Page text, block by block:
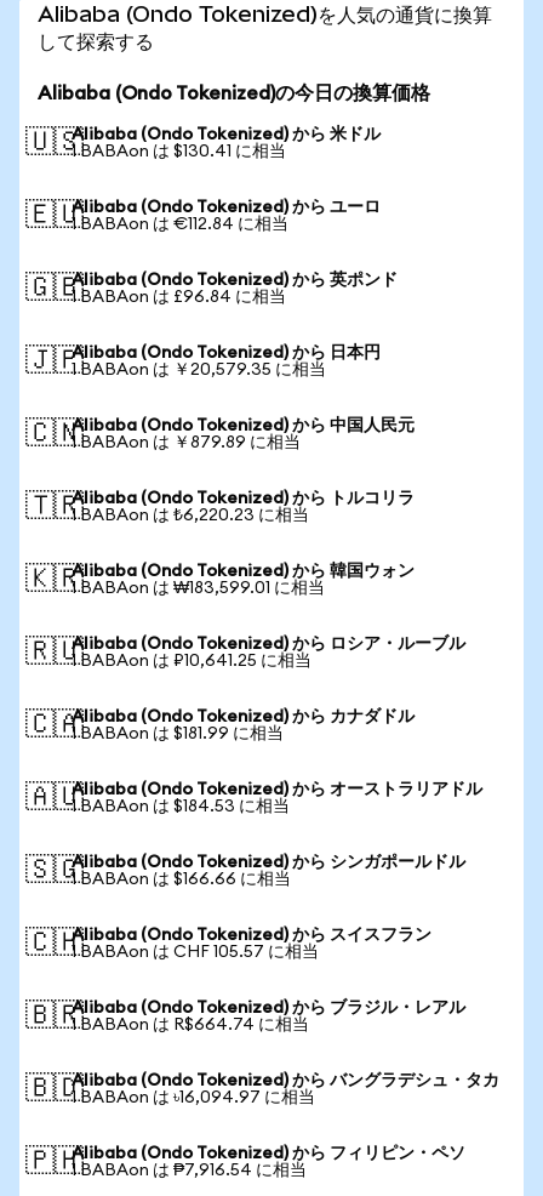
Alibaba (Ondo Tokenized)を人気の通貨に換算
して探索する
Alibaba (Ondo Tokenized)の今日の換算価格
🇺🇸Alibaba (Ondo Tokenized) から 米ドル
1 BABAon は $130.41 に相当
🇪🇺Alibaba (Ondo Tokenized) から ユーロ
1 BABAon は €112.84 に相当
🇬🇧Alibaba (Ondo Tokenized) から 英ポンド
1 BABAon は £96.84 に相当
🇯🇵Alibaba (Ondo Tokenized) から 日本円
1 BABAon は ￥20,579.35 に相当
🇨🇳Alibaba (Ondo Tokenized) から 中国人民元
1 BABAon は ￥879.89 に相当
🇹🇷Alibaba (Ondo Tokenized) から トルコリラ
1 BABAon は ₺6,220.23 に相当
🇰🇷Alibaba (Ondo Tokenized) から 韓国ウォン
1 BABAon は ₩183,599.01 に相当
🇷🇺Alibaba (Ondo Tokenized) から ロシア・ルーブル
1 BABAon は ₽10,641.25 に相当
🇨🇦Alibaba (Ondo Tokenized) から カナダドル
1 BABAon は $181.99 に相当
🇦🇺Alibaba (Ondo Tokenized) から オーストラリアドル
1 BABAon は $184.53 に相当
🇸🇬Alibaba (Ondo Tokenized) から シンガポールドル
1 BABAon は $166.66 に相当
🇨🇭Alibaba (Ondo Tokenized) から スイスフラン
1 BABAon は CHF 105.57 に相当
🇧🇷Alibaba (Ondo Tokenized) から ブラジル・レアル
1 BABAon は R$664.74 に相当
🇧🇩Alibaba (Ondo Tokenized) から バングラデシュ・タカ
1 BABAon は ৳16,094.97 に相当
🇵🇭Alibaba (Ondo Tokenized) から フィリピン・ペソ
1 BABAon は ₱7,916.54 に相当